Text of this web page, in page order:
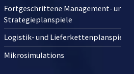
Fortgeschrittene Management- und
Strategieplanspiele
Logistik- und Lieferkettenplanspiele
Mikrosimulations